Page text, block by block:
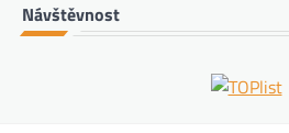
Návštěvnost